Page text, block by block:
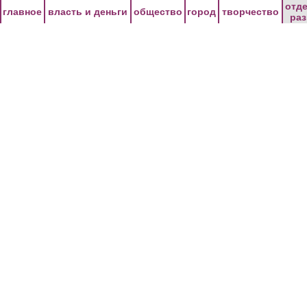
главное власть и деньги общество город творчество